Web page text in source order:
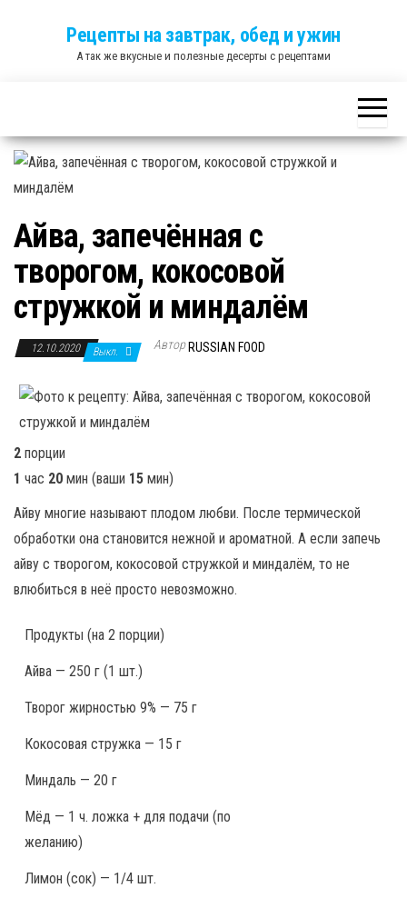
Рецепты на завтрак, обед и ужин
А так же вкусные и полезные десерты с рецептами
Айва, запечённая с
творогом, кокосовой
стружкой и миндалём
12.10.2020 Выкл. Автор RUSSIAN FOOD
2 порции
1 час 20 мин (ваши 15 мин)
Айву многие называют плодом любви. После термической
обработки она становится нежной и ароматной. А если запечь
айву с творогом, кокосовой стружкой и миндалём, то не
влюбиться в неё просто невозможно.
Продукты (на 2 порции)
Айва — 250 г (1 шт.)
Творог жирностью 9% — 75 г
Кокосовая стружка — 15 г
Миндаль — 20 г
Мёд — 1 ч. ложка + для подачи (по
желанию)
Лимон (сок) — 1/4 шт.